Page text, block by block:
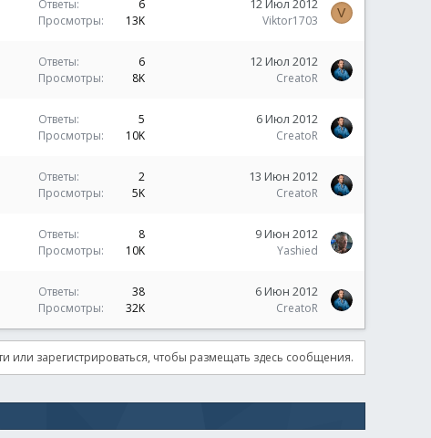
Ответы
6
Просмотры
13K
12 Июл 2012
Viktor1703
V
Ответы
6
Просмотры
8K
12 Июл 2012
CreatoR
Ответы
5
Просмотры
10K
6 Июл 2012
CreatoR
Ответы
2
Просмотры
5K
13 Июн 2012
CreatoR
Ответы
8
Просмотры
10K
9 Июн 2012
Yashied
Ответы
38
Просмотры
32K
6 Июн 2012
CreatoR
или зарегистрироваться, чтобы размещать здесь сообщения.